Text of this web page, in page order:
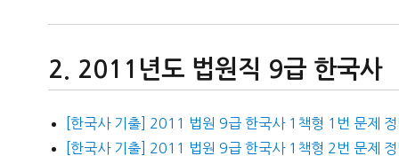
2011년도 법원직 9급 한국사
[한국사 기출] 2011 법원 9급 한국사 1책형 1번 문제
[한국사 기출] 2011 법원 9급 한국사 1책형 2번 문제